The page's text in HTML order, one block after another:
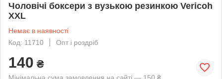
Чоловічі боксери з вузькою резинкою Vericoh
XXL
Немає в наявності
Код: 11710
Опт і роздріб
140 ₴
Мінімальна сума замовлення на сайті — 150 ₴